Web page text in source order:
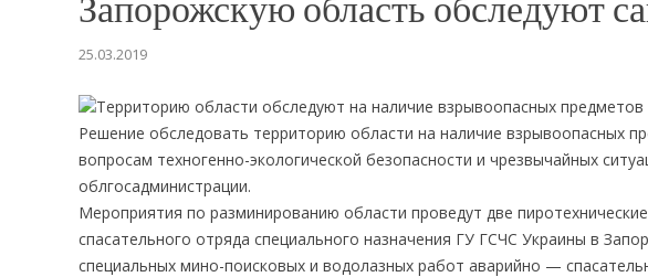
25.03.2019
Территорию области обследуют на наличие взрывоопасных предметов
Решение обследовать территорию области на наличие взрывоопасных
вопросам техногенно-экологической безопасности и чрезвычайных
облгосадминистрации.
Мероприятия по разминированию области проведут две
спасательного отряда специального назначения ГУ ГСЧС Украины в
специальных мино-поисковых и водолазных работ аварийно —